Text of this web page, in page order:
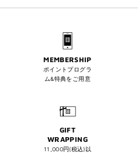
MEMBERSHIP
ポイントプログラ
ム&特典をご用意
GIFT
WRAPPING
11,000円(税込)以